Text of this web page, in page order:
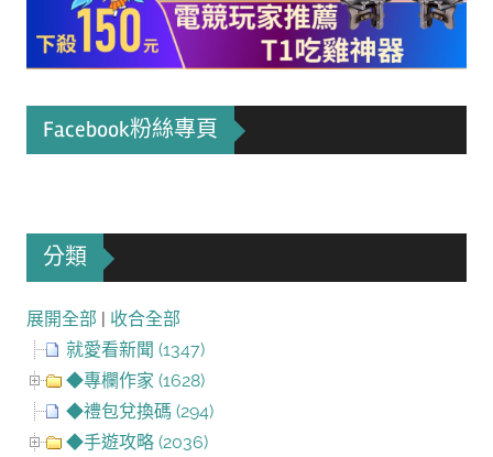
Facebook粉絲專頁
分類
展開全部 | 收合全部
就愛看新聞 (1347)
◆專欄作家 (1628)
◆禮包兌換碼 (294)
◆手遊攻略 (2036)